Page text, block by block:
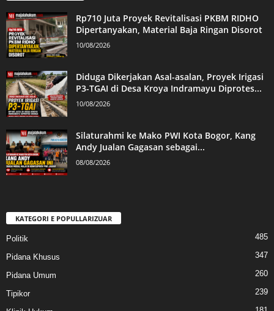
Rp710 Juta Proyek Revitalisasi PKBM RIDHO
Dipertanyakan, Material Baja Ringan Disorot
10/08/2026
Diduga Dikerjakan Asal-asalan, Proyek Irigasi
P3-TGAI di Desa Kroya Indramayu Diprotes...
10/08/2026
Silaturahmi ke Mako PWI Kota Bogor, Kang
Andy Jualan Gagasan sebagai...
08/08/2026
KATEGORI E POPULLARIZUAR
Politik 485
Pidana Khusus 347
Pidana Umum 260
Tipikor 239